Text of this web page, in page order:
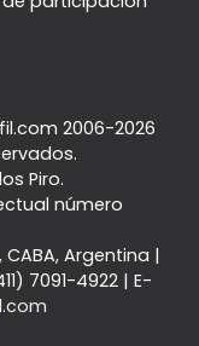
2006-2026
Piro.
número
, CABA, Argentina |
7091-4922| E-